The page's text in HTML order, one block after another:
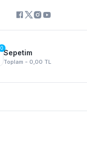
0
Sepetim
Toplam - 0,00 TL